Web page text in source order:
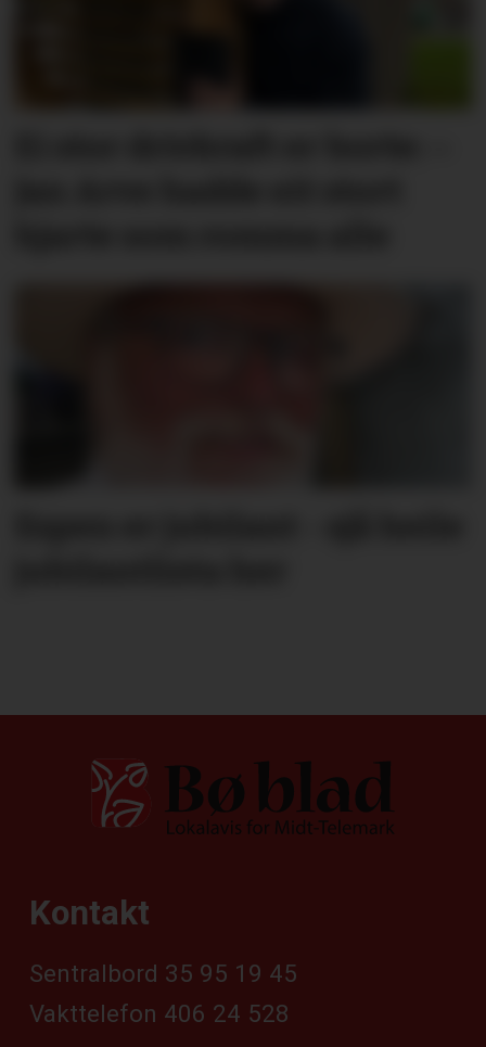
Kontakt
Sentralbord 35 95 19 45
Vakttelefon 406 24 528